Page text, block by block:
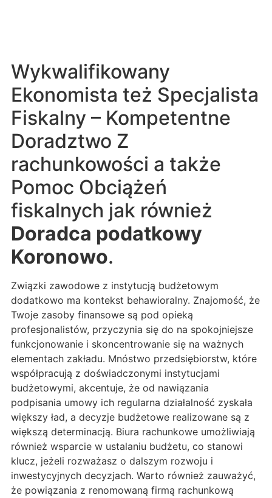
Wykwalifikowany
Ekonomista też Specjalista
Fiskalny – Kompetentne
Doradztwo Z
rachunkowości a także
Pomoc Obciążeń
fiskalnych jak również
Doradca podatkowy
Koronowo.
Związki zawodowe z instytucją budżetowym
dodatkowo ma kontekst behawioralny. Znajomość, że
Twoje zasoby finansowe są pod opieką
profesjonalistów, przyczynia się do na spokojniejsze
funkcjonowanie i skoncentrowanie się na ważnych
elementach zakładu. Mnóstwo przedsiębiorstw, które
współpracują z doświadczonymi instytucjami
budżetowymi, akcentuje, że od nawiązania
podpisania umowy ich regularna działalność zyskała
większy ład, a decyzje budżetowe realizowane są z
większą determinacją. Biura rachunkowe umożliwiają
również wsparcie w ustalaniu budżetu, co stanowi
klucz, jeżeli rozważasz o dalszym rozwoju i
inwestycyjnych decyzjach. Warto również zauważyć,
że powiązania z renomowaną firmą rachunkową